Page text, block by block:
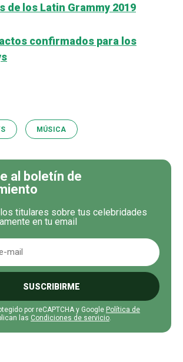
de los Latin Grammy 2019
confirmados para los
MÚSICA
al boletín de
titulares sobre tus celebridades
en tu email
SUSCRIBIRME
por reCAPTCHA y Google Política de
las Condiciones de servicio